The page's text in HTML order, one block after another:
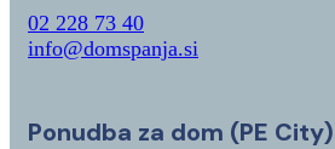
02 228 73 40
info@domspanja.si
Ponudba za dom (PE City)